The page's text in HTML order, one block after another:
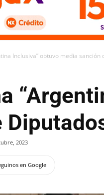
Inclusiva” obtuvo media sanción
2023
en Google